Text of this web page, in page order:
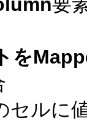
を
セルに